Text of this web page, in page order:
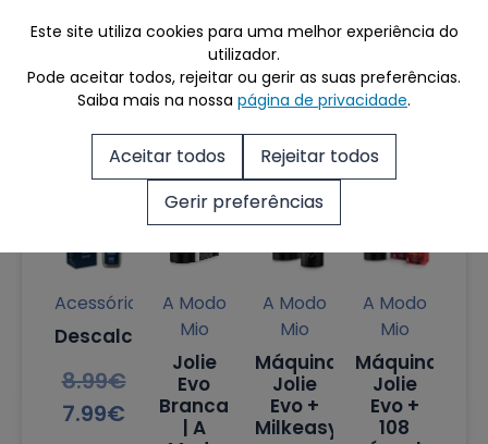
Produtos Destacados
Acessórios
Descalcificante
8.99€
7.99€
Sale!
A Modo
Mio
Jolie
Evo
Branca
| A
Sale!
A Modo
Mio
Máquina
Jolie
Evo +
Milkeasy
A Modo
Mio
Máquina
Jolie
Evo +
108
Este site utiliza cookies para uma melhor experiência do
utilizador.
Pode aceitar todos, rejeitar ou gerir as suas preferências.
Saiba mais na nossa página de privacidade.
Aceitar todos
Rejeitar todos
Gerir preferências